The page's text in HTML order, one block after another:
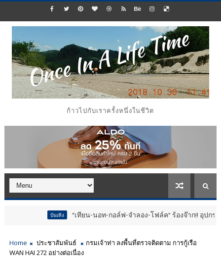
ก้าวไปกับเราครั้งหนึ่งในชีวิต
“เทียน-นอท-กอล์ฟ-จำลอง-โฟล์ค” ร้องจ๊าก!! อุปกรณ์ม่วนจอย
Home ประชาสัมพันธ์
กรมเจ้าท่า ลงพื้นที่ตรวจติดตาม การกู้เรือ
WAN HAI 272 อย่างต่อเนื่อง